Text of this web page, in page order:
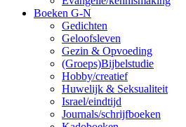
Boeken G-N
Gedichten
Geloofsleven
Gezin & Opvoeding
(Groeps)Bijbelstudie
Hobby/creatief
Huwelijk & Seksualiteit
Israel/eindtijd
Journals/schrijfboeken